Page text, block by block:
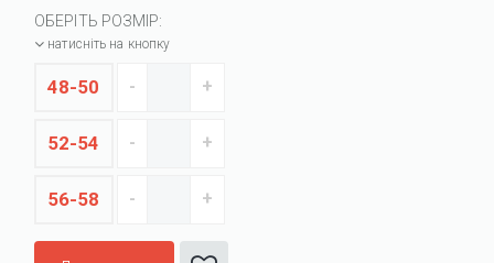
ОБЕРІТЬ РОЗМІР:
натисніть на кнопку
48-50
52-54
56-58